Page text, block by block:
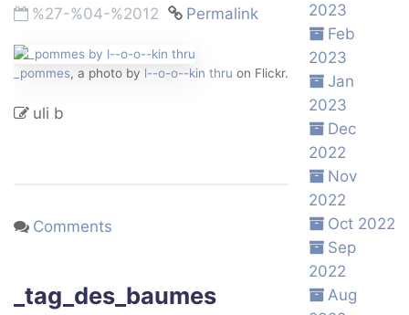
%27-%04-%2012 Permalink
_pommes, a photo by l--o-o--kin thru on Flickr.
uli b
Comments
_tag_des_baumes
2023
Feb
2023
Jan
2023
Dec
2022
Nov
2022
Oct 2022
Sep
2022
Aug